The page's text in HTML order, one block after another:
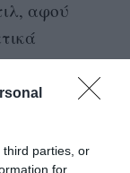
third parties, or
for
αφού
για να
και